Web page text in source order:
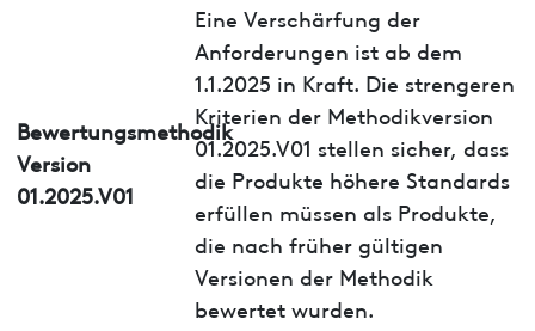
Bewertungsmethodik
Version
01.2025.V01
Eine Verschärfung der
Anforderungen ist ab dem
1.1.2025 in Kraft. Die strengeren
Kriterien der Methodikversion
01.2025.V01 stellen sicher, dass
die Produkte höhere Standards
erfüllen müssen als Produkte,
die nach früher gültigen
Versionen der Methodik
bewertet wurden.